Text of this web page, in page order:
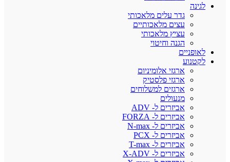
לגינה
גדר עלים מלאכותי
עצים מלאכותיים
עציץ מלאכותי
הגנה וחיטוי
לאופניים
לקטנוע
ארגזי אלומיניום
ארגזי פלסטיק
ארגזים למשלוחים
מנעולים
אביזרים ל- ADV
אביזרים ל- FORZA
אביזרים ל- N-max
אביזרים ל- PCX
אביזרים ל- T-max
אביזרים ל- X-ADV